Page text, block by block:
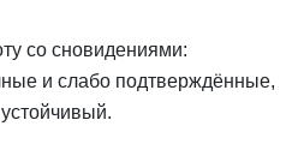
со сновидениями:
и слабо подтверждённые,